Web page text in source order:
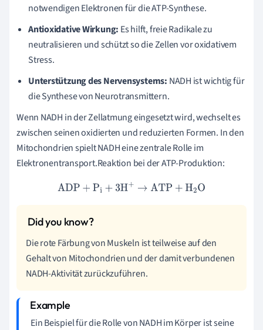
notwendigen Elektronen für die ATP-Synthese.
Antioxidative Wirkung: Es hilft, freie Radikale zu
neutralisieren und schützt so die Zellen vor oxidativem
Stress.
Unterstützung des Nervensystems: NADH ist wichtig für
die Synthese von Neurotransmittern.
Wenn NADH in der Zellatmung eingesetzt wird, wechselt es
zwischen seinen oxidierten und reduzierten Formen. In den
Mitochondrien spielt NADH eine zentrale Rolle im
Elektronentransport.Reaktion bei der ATP-Produktion:
ADP +Pi +3H+ →ATP+H2O
Die rote Färbung von Muskeln ist teilweise auf den
Gehalt von Mitochondrien und der damit verbundenen
NADH-Aktivität zurückzuführen.
Ein Beispiel für die Rolle von NADH im Körper ist seine